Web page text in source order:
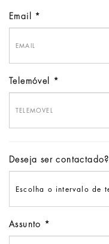
Email
Telemóvel
Deseja ser contactado?
Assunto